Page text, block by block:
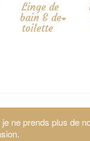
Linge de
bain & de
toilette
ne prends plus de